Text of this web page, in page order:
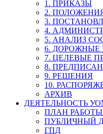
1. ПРИКАЗЫ
2.
3.
4.
5. АНАЛИЗ
6. ДОРОЖНЫЕ
7. ЦЕЛЕВЫЕ
8.
9. РЕШЕНИЯ
10.
АРХИВ
ДЕЯТЕЛЬНОСТЬ
ПЛАН
ПУБЛИЧНЫЙ
ГПД